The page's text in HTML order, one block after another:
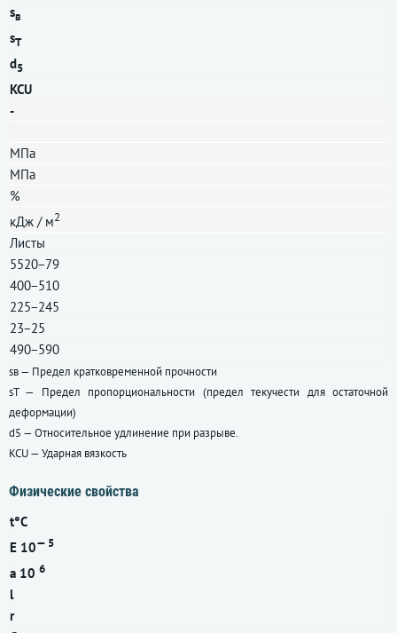
sв
sT
d5
KCU
-
МПа
МПа
%
кДж / м2
Листы
5520−79
400−510
225−245
23−25
490−590
sв — Предел кратковременной прочности
sT — Предел пропорциональности (предел текучести для остаточной
деформации)
d5 — Относительное удлинение при разрыве.
KCU — Ударная вязкость
Физические свойства
t°C
E 10— 5
a 10 6
l
r